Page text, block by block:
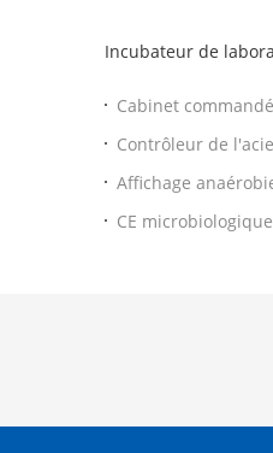
Incubateur de
Cabinet
Incubator
Contrôleur de
cellulaire
Affichage
d'incubateur de
CE